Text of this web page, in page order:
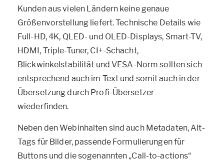
Kunden aus vielen Ländern keine genaue
Größenvorstellung liefert. Technische Details wie
Full-HD, 4K, QLED- und OLED-Displays, Smart-TV,
HDMI, Triple-Tuner, CI+-Schacht,
Blickwinkelstabilität und VESA-Norm sollten sich
entsprechend auch im Text und somit auch in der
Übersetzung durch Profi-Übersetzer
wiederfinden.
Neben den Webinhalten sind auch Metadaten, Alt-
Tags für Bilder, passende Formulierungen für
Buttons und die sogenannten „Call-to-actions“